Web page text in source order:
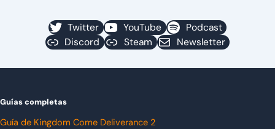
Twitter YouTube
Podcast
Discord
Steam Newsletter
Guías completas
Guía de Kingdom Come Deliverance 2